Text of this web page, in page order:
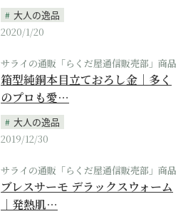
大人の逸品
2020/1/20
サライの通販「らくだ屋通信販売部」商品
箱型純銅本目立ておろし金｜多く
のプロも愛…
大人の逸品
2019/12/30
サライの通販「らくだ屋通信販売部」商品
ブレスサーモ デラックスウォーム
｜発熱肌…